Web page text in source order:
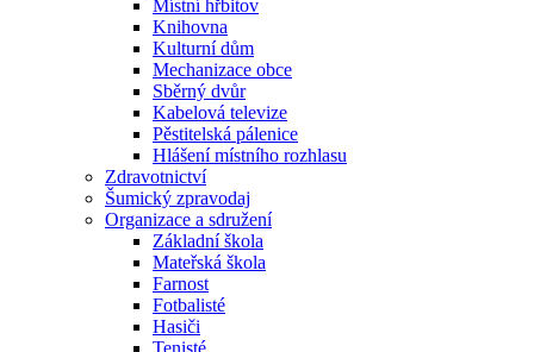
Místní hřbitov
Knihovna
Kulturní dům
Mechanizace obce
Sběrný dvůr
Kabelová televize
Pěstitelská pálenice
Hlášení místního rozhlasu
Zdravotnictví
Šumický zpravodaj
Organizace a sdružení
Základní škola
Mateřská škola
Farnost
Fotbalisté
Hasiči
Tenisté